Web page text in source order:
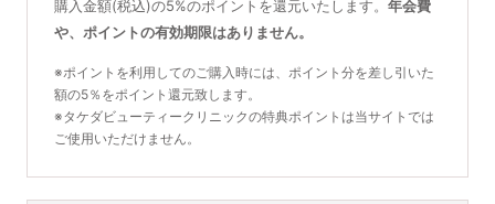
購入金額(税込)の5%のポイントを還元いたします。 年会費
や、ポイントの有効期限はありません。
※ポイントを利用してのご購入時には、ポイント分を差し引いた
額の5％をポイント還元致します。
※タケダビューティークリニックの特典ポイントは当サイトでは
ご使用いただけません。